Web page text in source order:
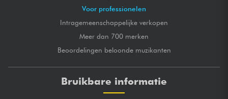
Voor professionelen
Intragemeenschappelijke verkopen
Meer dan 700 merken
Beoordelingen beloonde muzikanten
Bruikbare informatie